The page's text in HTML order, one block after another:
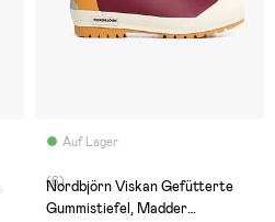
Auf Lager
(6)
Nordbjörn Viskan Gefütterte
Gummistiefel, Madder